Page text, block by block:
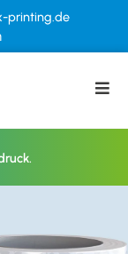
printing.de